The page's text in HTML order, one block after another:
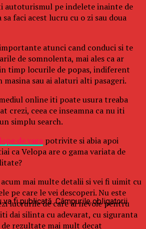
autoturismul pe indelete inainte de
faci acest lucru cu o zi sau doua
atunci cand conduci si te
de somnolenta, mai ales ca ar
timp locurile de popas, indiferent
masina sau ai alaturi alti pasageri.
online iti poate usura treaba
crezi, ceea ce inseamna ca nu iti
simplu search.
de vara potrivite si abia apoi
ca Velopa are o gama variata de
mai multe detalii si vei fi uimit cu
pe care le vei descoperi. Nu este
lucrurile de care ai nevoie pentru
dai silinta cu adevarat, cu siguranta
rezultate mai mult decat
va fi publicată. Câmpurile obligatorii